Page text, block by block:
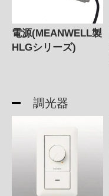
電源(MEANWELL製
HLGシリーズ)
調光器